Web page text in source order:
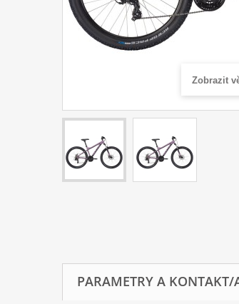
Zobrazit
PARAMETRY A KONTAKT/